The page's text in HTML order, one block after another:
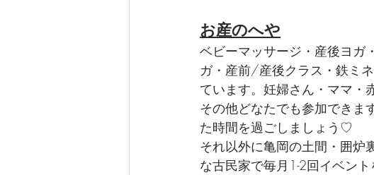
お産のへや
ベビーマッサージ・産後ヨガ
ガ・産前/産後クラス・鉄ミ
ています。妊婦さん・ママ・
その他どなたでも参加できま
た時間を過ごしましょう♡
それ以外に亀岡の土間・囲炉
な古民家で毎月1-2回イベン